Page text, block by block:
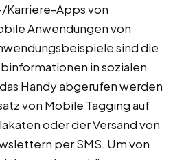
Apps von
Anwendungen von
sind die
in sozialen
Handy abgerufen werden
von Mobile Tagging auf
oder der Versand von
per SMS. Um von